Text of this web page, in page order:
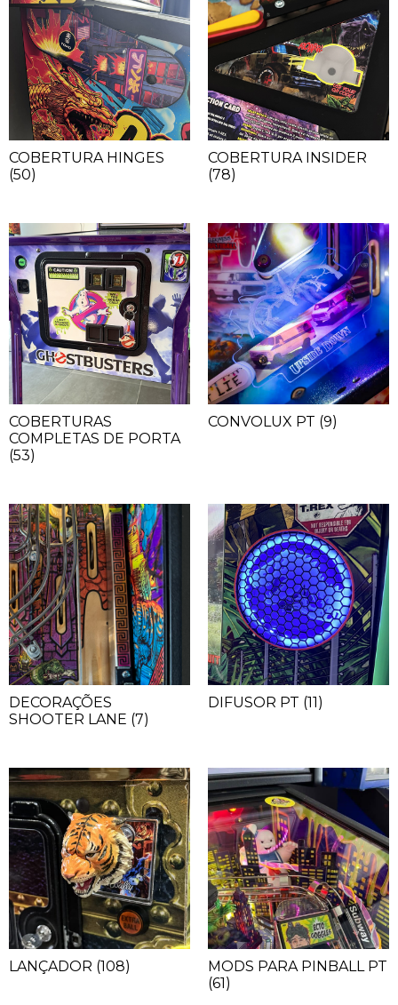
COBERTURA HINGES
(50)
COBERTURA INSIDER
(78)
COBERTURAS
COMPLETAS DE PORTA
(53)
CONVOLUX PT (9)
DECORAÇÕES
SHOOTER LANE (7)
DIFUSOR PT (11)
LANÇADOR (108)
MODS PARA PINBALL PT
(61)